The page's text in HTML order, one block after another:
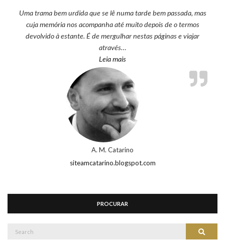
Uma trama bem urdida que se lê numa tarde bem passada, mas
cuja memória nos acompanha até muito depois de o termos
devolvido à estante. É de mergulhar nestas páginas e viajar
através…
Leia mais“A. M. Catarino”
A. M. Catarino
siteamcatarino.blogspot.com
PROCURAR
Search